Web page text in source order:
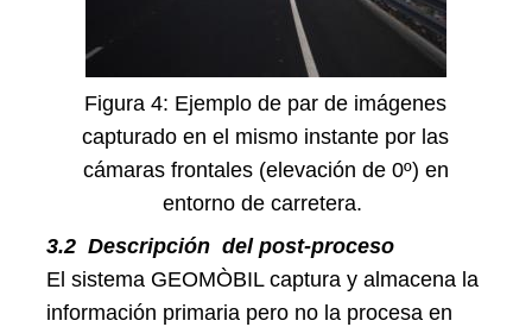
Figura 4: Ejemplo de par de imágenes
capturado en el mismo instante por las
cámaras frontales (elevación de 0º) en
entorno de carretera.
3.2 Descripción del post-proceso
El sistema GEOMÒBIL captura y almacena la
información primaria pero no la procesa en